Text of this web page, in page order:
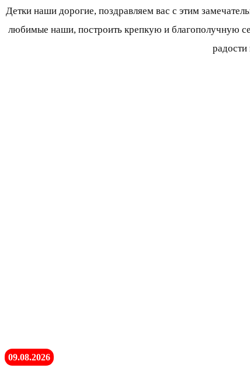
Детки наши дорогие, поздравляем вас с этим
любимые наши, построить крепкую и благополучную
09.08.2026